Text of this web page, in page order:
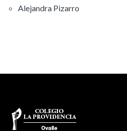
Alejandra Pizarro